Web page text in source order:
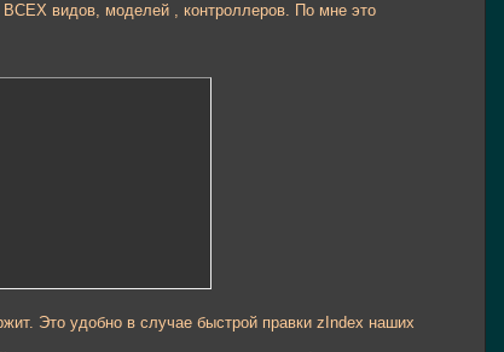
ВСЕХ видов, моделей , контроллеров. По мне это
Это удобно в случае быстрой правки zIndex наших